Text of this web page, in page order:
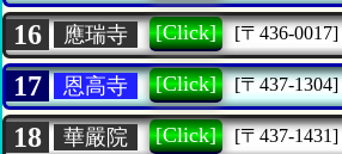
16 應瑞寺 [Click] [〒436-0017]
17 恩高寺 [Click] [〒437-1304]
18 華嚴院 [Click] [〒437-1431]